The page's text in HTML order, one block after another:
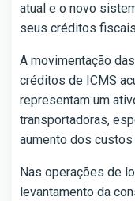
atual e o novo
seus créditos
A movimentação
créditos de ICMS
representam um
transportadoras,
aumento dos
Nas operações de
levantamento da